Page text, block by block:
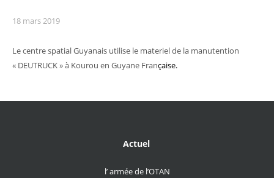
18 mars 2019
Le centre spatial Guyanais utilise le materiel de la manutention
« DEUTRUCK » à Kourou en Guyane Française.
Actuel
l’ armée de l’OTAN